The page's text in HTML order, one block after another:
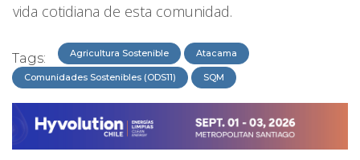
vida cotidiana de esta comunidad.
Tags: Agricultura Sostenible Atacama
Comunidades Sostenibles (ODS11) SQM